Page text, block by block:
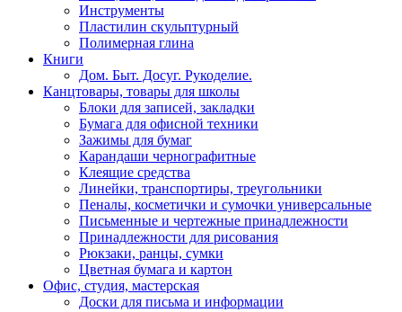
Инструменты
Пластилин скульптурный
Полимерная глина
Книги
Дом. Быт. Досуг. Рукоделие.
Канцтовары, товары для школы
Блоки для записей, закладки
Бумага для офисной техники
Зажимы для бумаг
Карандаши чернографитные
Клеящие средства
Линейки, транспортиры, треугольники
Пеналы, косметички и сумочки универсальные
Письменные и чертежные принадлежности
Принадлежности для рисования
Рюкзаки, ранцы, сумки
Цветная бумага и картон
Офис, студия, мастерская
Доски для письма и информации